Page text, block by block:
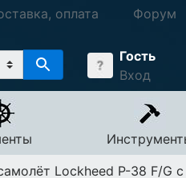
оплата Форум
Гость
Вход
Lockheed P-38 F/G